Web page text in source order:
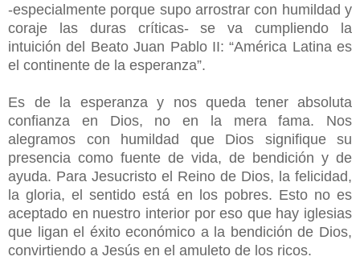
-especialmente porque supo arrostrar con humildad y
coraje las duras críticas- se va cumpliendo la
intuición del Beato Juan Pablo II: “América Latina es
el continente de la esperanza”.
Es de la esperanza y nos queda tener absoluta
confianza en Dios, no en la mera fama. Nos
alegramos con humildad que Dios signifique su
presencia como fuente de vida, de bendición y de
ayuda. Para Jesucristo el Reino de Dios, la felicidad,
la gloria, el sentido está en los pobres. Esto no es
aceptado en nuestro interior por eso que hay iglesias
que ligan el éxito económico a la bendición de Dios,
convirtiendo a Jesús en el amuleto de los ricos.